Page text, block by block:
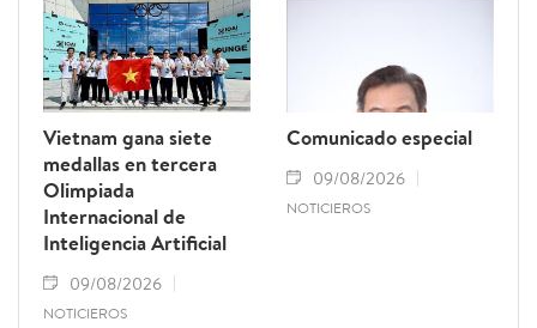
Vietnam gana siete
medallas en tercera
Olimpiada
Internacional de
Inteligencia Artificial
09/08/2026
NOTICIEROS
Comunicado especial
09/08/2026
NOTICIEROS